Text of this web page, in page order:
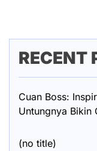
RECENT
Cuan Boss:
Untungnya Bikin
(no title)